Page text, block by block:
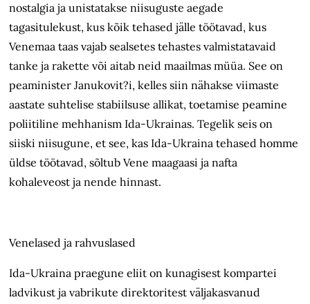
nostalgia ja unistatakse niisuguste aegade
tagasitulekust, kus kõik tehased jälle töötavad, kus
Venemaa taas vajab sealsetes tehastes valmistatavaid
tanke ja rakette või aitab neid maailmas müüa. See on
peaminister Janukovit?i, kelles siin nähakse viimaste
aastate suhtelise stabiilsuse allikat, toetamise peamine
poliitiline mehhanism Ida-Ukrainas. Tegelik seis on
siiski niisugune, et see, kas Ida-Ukraina tehased homme
üldse töötavad, sõltub Vene maagaasi ja nafta
kohaleveost ja nende hinnast.
Venelased ja rahvuslased
Ida-Ukraina praegune eliit on kunagisest kompartei
ladvikust ja vabrikute direktoritest väljakasvanud